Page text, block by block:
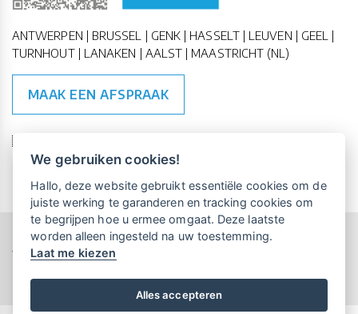
ANTWERPEN | BRUSSEL | GENK | HASSELT | LEUVEN | GEEL |
TURNHOUT | LANAKEN | AALST | MAASTRICHT (NL)
MAAK EEN AFSPRAAK
🇪🇺 🇧🇪
Copyright All Rights Reserved © 2015-2026 UP-TO-DATE
WebDesign
Privacy & Cookies
Locations Algemene Voorwaarden
We gebruiken cookies!
Hallo, deze website gebruikt essentiële cookies om de
juiste werking te garanderen en tracking cookies om
te begrijpen hoe u ermee omgaat. Deze laatste
worden alleen ingesteld na uw toestemming.
Laat me kiezen
Alles accepteren
een persoonlijke demo.
Maandelijks gratis opleidingen